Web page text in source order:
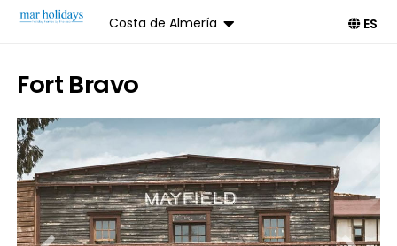
Costa de Almería ES
Fort Bravo